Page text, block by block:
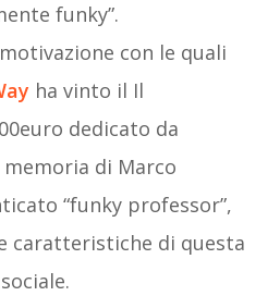
funky”.
con le quali
ha vinto il Il
dedicato da
di Marco
“funky professor”,
caratteristiche di questa